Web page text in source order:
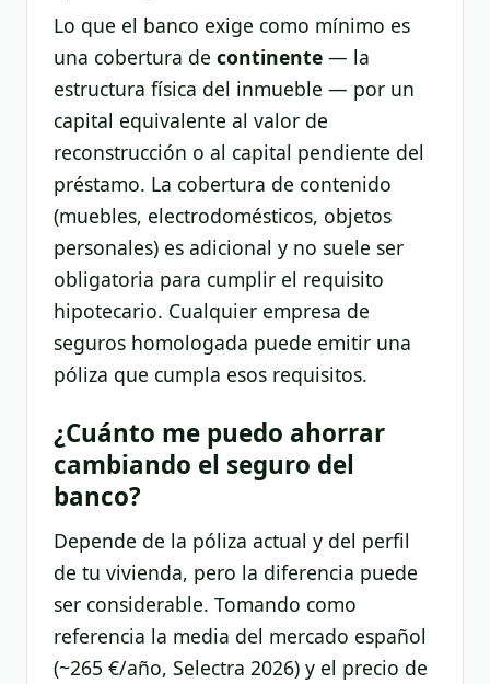
Lo que el banco exige como mínimo es
una cobertura de continente — la
estructura física del inmueble — por un
capital equivalente al valor de
reconstrucción o al capital pendiente del
préstamo. La cobertura de contenido
(muebles, electrodomésticos, objetos
personales) es adicional y no suele ser
obligatoria para cumplir el requisito
hipotecario. Cualquier empresa de
seguros homologada puede emitir una
póliza que cumpla esos requisitos.
¿Cuánto me puedo ahorrar
cambiando el seguro del
banco?
Depende de la póliza actual y del perfil
de tu vivienda, pero la diferencia puede
ser considerable. Tomando como
referencia la media del mercado español
(~265 €/año, Selectra 2026) y el precio de